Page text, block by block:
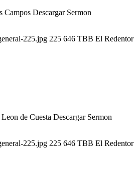
Descargar Sermon
225.jpg 225 646 TBB El Redentor
de Cuesta Descargar Sermon
225.jpg 225 646 TBB El Redentor